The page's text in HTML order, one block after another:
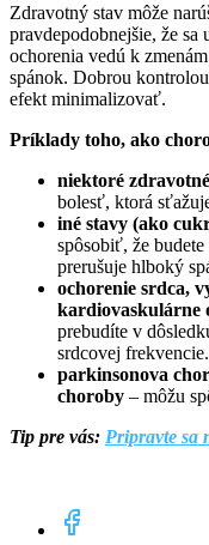
Zdravotný stav môže
pravdepodobnejšie, že
ochorenia vedú k
spánok. Dobrou
efekt minimalizovať.
Príklady toho, ako
niektoré
bolesť, ktorá
iné stavy (ako
spôsobiť, že
prerušuje hlboký
ochorenie srdca,
kardiovaskulárne
prebudíte v
srdcovej frekvencie.
parkinsonova
choroby – môžu
Tip pre vás: Pripravte sa